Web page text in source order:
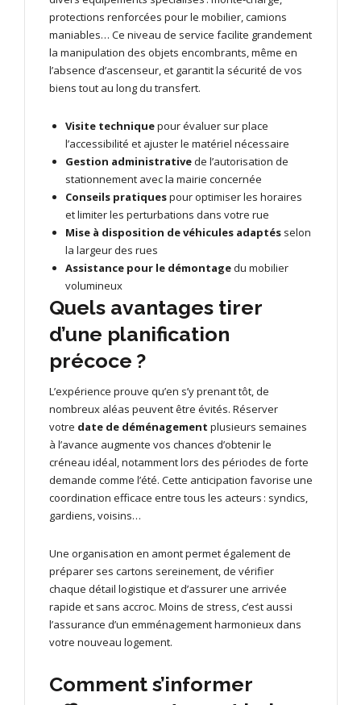
protections renforcées pour le mobilier, camions
maniables… Ce niveau de service facilite grandement
la manipulation des objets encombrants, même en
l’absence d’ascenseur, et garantit la sécurité de vos
biens tout au long du transfert.
Visite techniquepour évaluer sur place
l’accessibilité et ajuster le matériel nécessaire
Gestion administrativede l’autorisation de
stationnement avec la mairie concernée
Conseils pratiquespour optimiser les horaires
et limiter les perturbations dans votre rue
Mise à disposition de véhicules adaptés selon
la largeur des rues
Assistance pour le démontagedu mobilier
volumineux
Quels avantages tirer
d’une planification
précoce ?
L’expérience prouve qu’en s’y prenant tôt, de
nombreux aléas peuvent être évités. Réserver
votre date de déménagement plusieurs semaines
à l’avance augmente vos chances d’obtenir le
créneau idéal, notamment lors des périodes de forte
demande comme l’été. Cette anticipation favorise une
coordination efficace entre tous les acteurs : syndics,
gardiens, voisins…
Une organisation en amont permet également de
préparer ses cartons sereinement, de vérifier
chaque détail logistique et d’assurer une arrivée
rapide et sans accroc. Moins de stress, c’est aussi
l’assurance d’un emménagement harmonieux dans
votre nouveau logement.
Comment s’informer